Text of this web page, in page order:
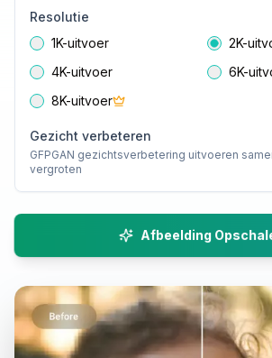
Resolutie
1K-uitvoer
2K-
4K-uitvoer
6K-
8K-uitvoer
Gezicht verbeteren
GFPGAN gezichtsverbetering uitvoeren
vergroten
Afbeelding